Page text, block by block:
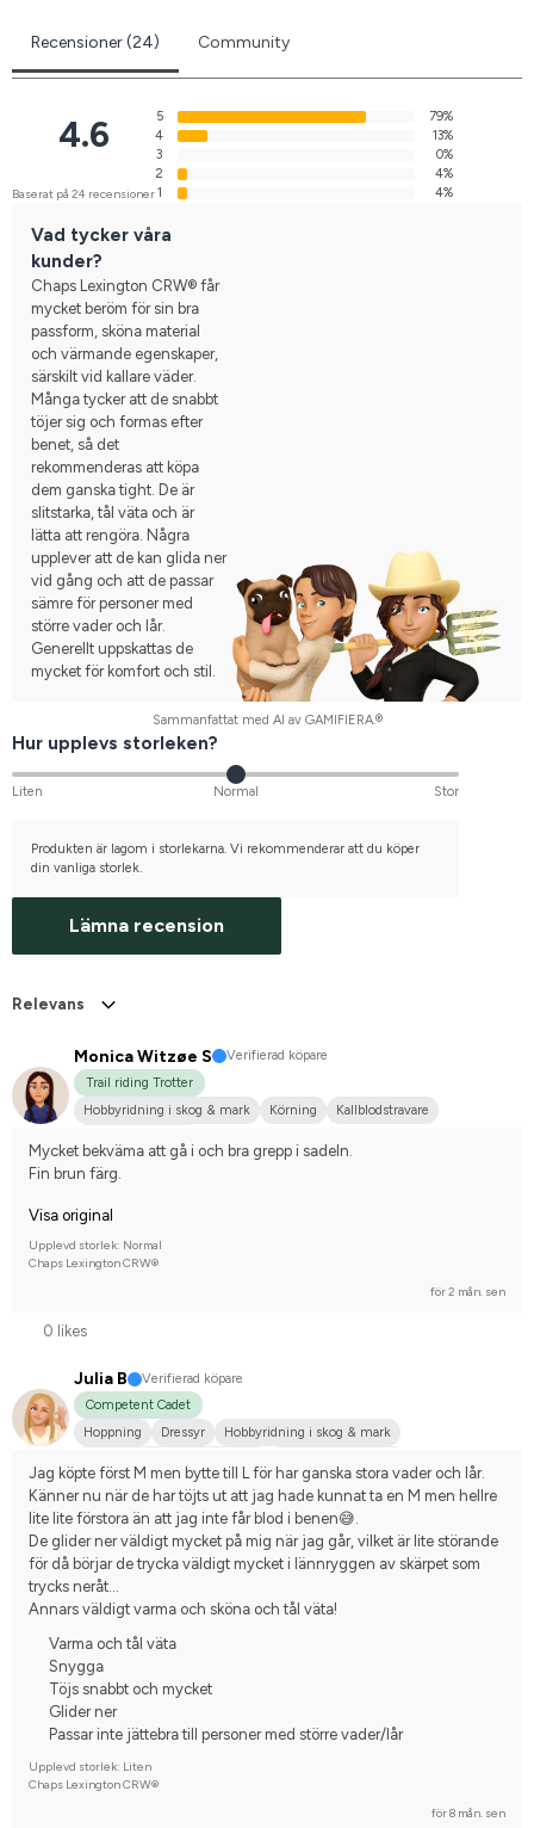
Recensioner (24) Community
4.6
Baserat på 24 recensioner
5
79%
4
13%
3
0%
2
4%
1
4%
Vad tycker våra
kunder?
Chaps Lexington CRW® får
mycket beröm för sin bra
passform, sköna material
och värmande egenskaper,
särskilt vid kallare väder.
Många tycker att de snabbt
töjer sig och formas efter
benet, så det
rekommenderas att köpa
dem ganska tight. De är
slitstarka, tål väta och är
lätta att rengöra. Några
upplever att de kan glida ner
vid gång och att de passar
sämre för personer med
större vader och lår.
Generellt uppskattas de
mycket för komfort och stil.
Sammanfattat med AI av GAMIFIERA.®
Hur upplevs storleken?
Liten Normal Stor
Produkten är lagom i storlekarna. Vi rekommenderar att du köper
din vanliga storlek.
Lämna recension
Relevans
Monica Witzøe S
Verifierad köpare
Trail riding Trotter
Hobbyridning i skog & mark
Körning
Kallblodstravare
Mycket bekväma att gå i och bra grepp i sadeln.
Fin brun färg.
Visa original
Upplevd storlek: Normal
Chaps Lexington CRW®
för 2 mån. sen
0 likes
Julia B
Verifierad köpare
Competent Cadet
Hoppning
Dressyr
Hobbyridning i skog & mark
Svenskt varmblod (SWB)
Tävlingsrider på avancerad nivå
Jag köpte först M men bytte till L för har ganska stora vader och lår.
Känner nu när de har töjts ut att jag hade kunnat ta en M men hellre
lite lite förstora än att jag inte får blod i benen😅.
De glider ner väldigt mycket på mig när jag går, vilket är lite störande
för då börjar de trycka väldigt mycket i lännryggen av skärpet som
trycks neråt…
Annars väldigt varma och sköna och tål väta!
Varma och tål väta
Snygga
Töjs snabbt och mycket
Glider ner
Passar inte jättebra till personer med större vader/lår
Upplevd storlek: Liten
Chaps Lexington CRW®
för 8 mån. sen